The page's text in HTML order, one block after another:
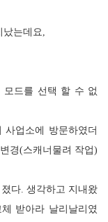
났는데요
모드를 선택 할 수 없
업소에 방문하였더
경(스캐너물려 작업)
다 생각하고 지내왔
받아라 날리날리였